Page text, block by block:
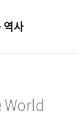
역사
연구 역사
World